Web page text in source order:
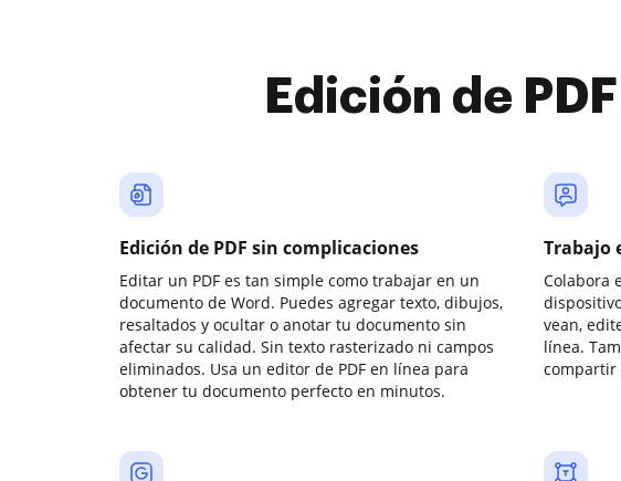
Edición de
Edición de PDF sin complicaciones
Editar un PDF es tan simple como trabajar en un
documento de Word. Puedes agregar texto, dibujos,
resaltados y ocultar o anotar tu documento sin
afectar su calidad. Sin texto rasterizado ni campos
eliminados. Usa un editor de PDF en línea para
obtener tu documento perfecto en minutos.
Trabajo
Colabora
vean,
línea.
compartir